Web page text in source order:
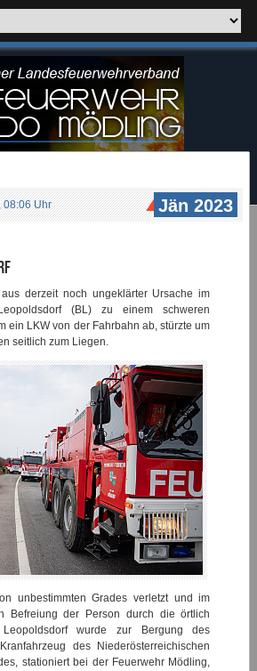
08:06 Uhr Jän 2023
derzeit noch ungeklärter Ursache im
(BL) zu einem schweren
ein LKW von der Fahrbahn ab, stürzte um
seitlich zum Liegen.
unbestimmten Grades verletzt und im
Befreiung der Person durch die örtlich
Leopoldsdorf wurde zur Bergung des
des Niederösterreichischen
stationiert bei der Feuerwehr Mödling,